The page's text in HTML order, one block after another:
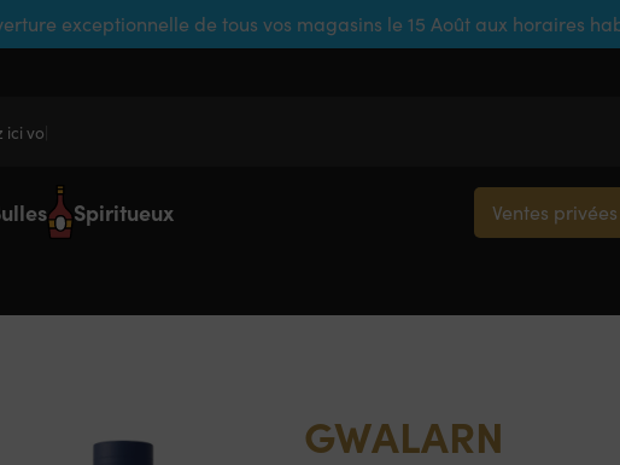
exceptionnelle de tous vos magasins le 15 Août aux horaires
votre r
Spiritueux Ventes privées
GWALARN